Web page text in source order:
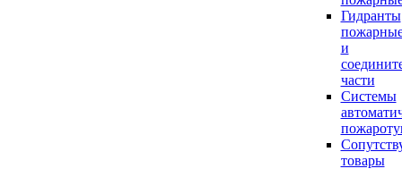
Гидранты
и
части
Системы
товары